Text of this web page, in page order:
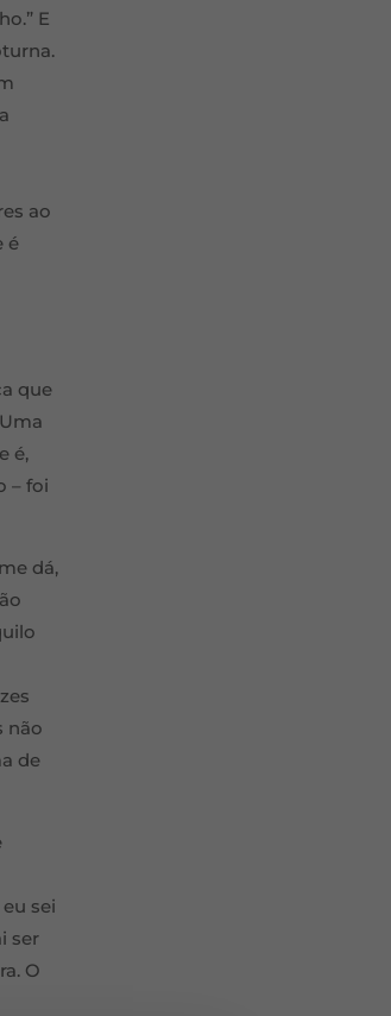
E
ao
é
que
é,
– foi
dá,
não
de
sei
ser
O